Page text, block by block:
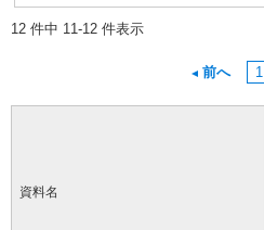
12 件中 11-12 件表示
前へ 1
資料名